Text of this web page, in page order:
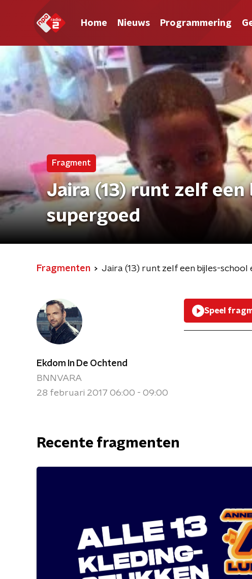
Home Nieuws Programmering
Fragment
Jaira (13) runt zelf
supergoed
Fragmenten Jaira (13) runt zelf een bijles-school
Ekdom In De Ochtend
BNNVARA
28 februari 2017 06:00 - 09:00
Speel
Recente fragmenten